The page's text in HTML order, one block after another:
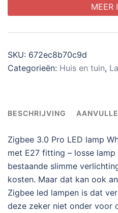
MEER
SKU: 672ec8b70c9d
Categorieën: Huis en tuin,
BESCHRIJVING
Zigbee 3.0 Pro LED lamp
met E27 fitting – losse
bestaande slimme
kosten. Maar dat kan ook
Zigbee led lampen is dat
deze zeker niet onder voor